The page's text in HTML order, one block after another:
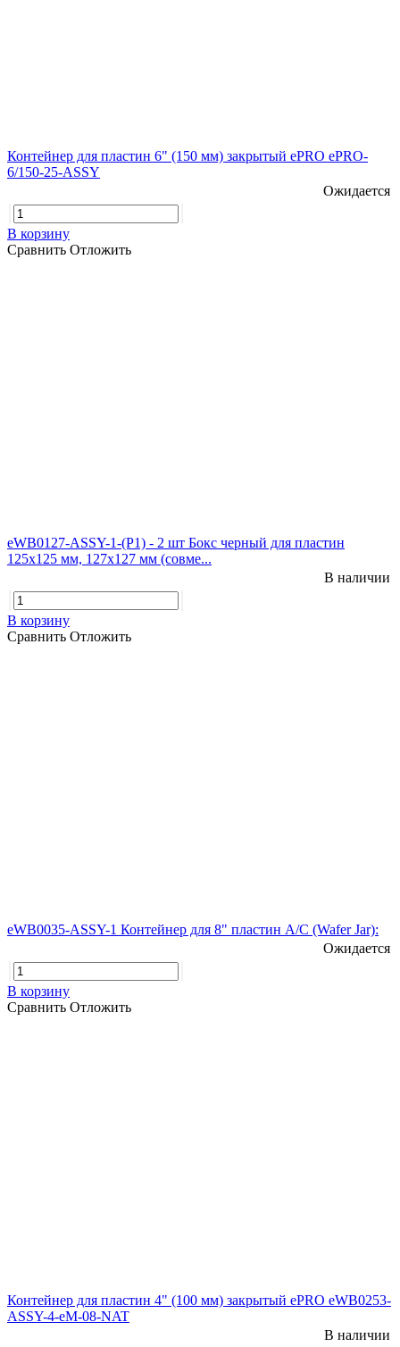
Контейнер для пластин 6" (150 мм) закрытый ePRO ePRO-
6/150-25-ASSY
Ожидается
В корзину
Сравнить Отложить
eWB0127-ASSY-1-(P1) - 2 шт Бокс черный для пластин
125х125 мм, 127х127 мм (совме...
В наличии
В корзину
Сравнить Отложить
eWB0035-ASSY-1 Контейнер для 8" пластин А/С (Wafer Jar):
Ожидается
В корзину
Сравнить Отложить
Контейнер для пластин 4" (100 мм) закрытый ePRO eWB0253-
ASSY-4-eM-08-NAT
В наличии